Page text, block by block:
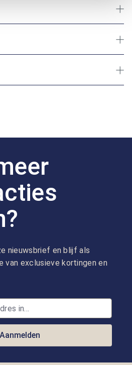
nieuwsbrief en blijf als
van exclusieve kortingen en
Aanmelden